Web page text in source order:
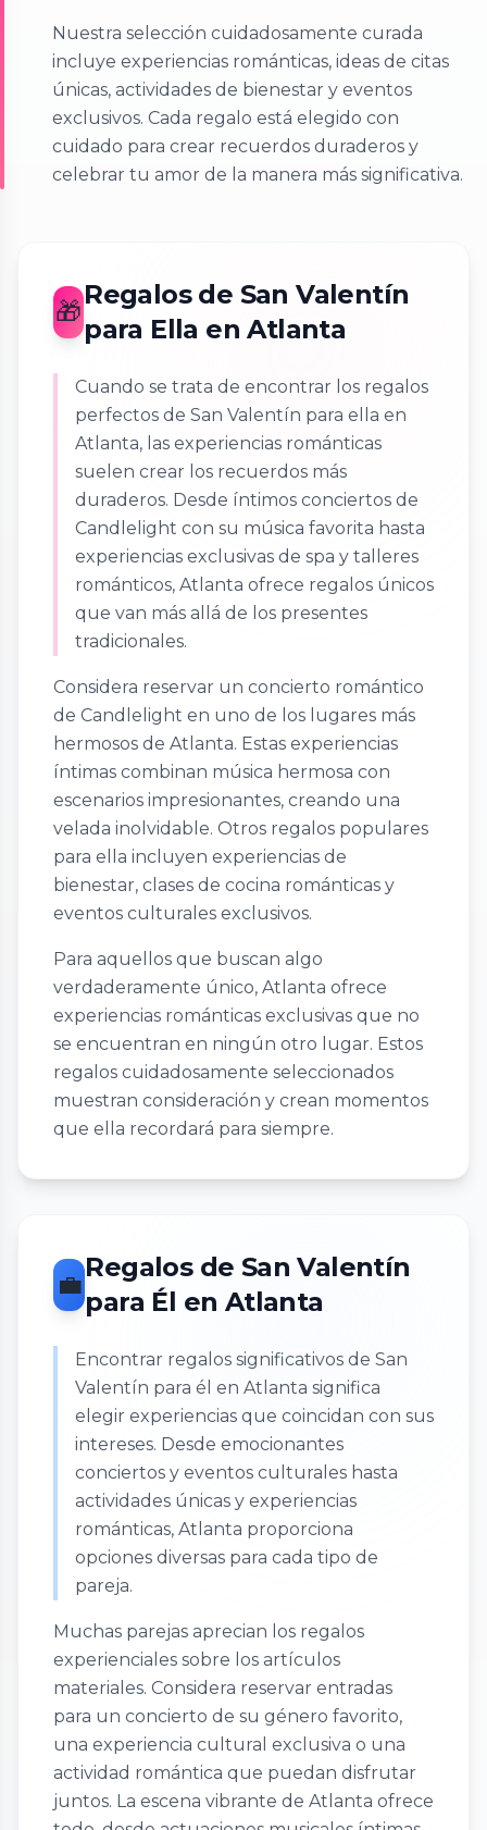
Nuestra selección cuidadosamente curada
incluye experiencias románticas, ideas de citas
únicas, actividades de bienestar y eventos
exclusivos. Cada regalo está elegido con
cuidado para crear recuerdos duraderos y
celebrar tu amor de la manera más significativa.
🎁
Regalos de San Valentín
para Ella en Atlanta
Cuando se trata de encontrar los regalos
perfectos de San Valentín para ella en
Atlanta, las experiencias románticas
suelen crear los recuerdos más
duraderos. Desde íntimos conciertos de
Candlelight con su música favorita hasta
experiencias exclusivas de spa y talleres
románticos, Atlanta ofrece regalos únicos
que van más allá de los presentes
tradicionales.
Considera reservar un concierto romántico
de Candlelight en uno de los lugares más
hermosos de Atlanta. Estas experiencias
íntimas combinan música hermosa con
escenarios impresionantes, creando una
velada inolvidable. Otros regalos populares
para ella incluyen experiencias de
bienestar, clases de cocina románticas y
eventos culturales exclusivos.
Para aquellos que buscan algo
verdaderamente único, Atlanta ofrece
experiencias románticas exclusivas que no
se encuentran en ningún otro lugar. Estos
regalos cuidadosamente seleccionados
muestran consideración y crean momentos
que ella recordará para siempre.
💼
Regalos de San Valentín
para Él en Atlanta
Encontrar regalos significativos de San
Valentín para él en Atlanta significa
elegir experiencias que coincidan con sus
intereses. Desde emocionantes
conciertos y eventos culturales hasta
actividades únicas y experiencias
románticas, Atlanta proporciona
opciones diversas para cada tipo de
pareja.
Muchas parejas aprecian los regalos
experienciales sobre los artículos
materiales. Considera reservar entradas
para un concierto de su género favorito,
una experiencia cultural exclusiva o una
actividad romántica que puedan disfrutar
juntos. La escena vibrante de Atlanta ofrece